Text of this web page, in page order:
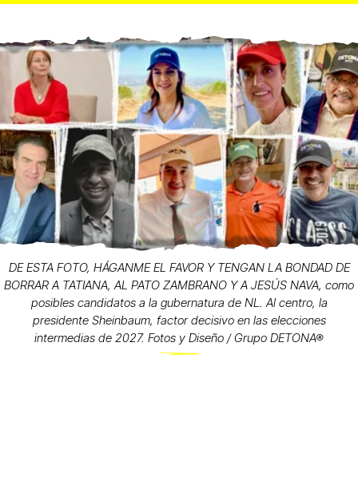
DE ESTA FOTO, HÁGANME EL FAVOR Y TENGAN LA BONDAD DE
BORRAR A TATIANA, AL PATO ZAMBRANO Y A JESÚS NAVA, como
posibles candidatos a la gubernatura de NL. Al centro, la
presidente Sheinbaum, factor decisivo en las elecciones
intermedias de 2027. Fotos y Diseño / Grupo DETONA®